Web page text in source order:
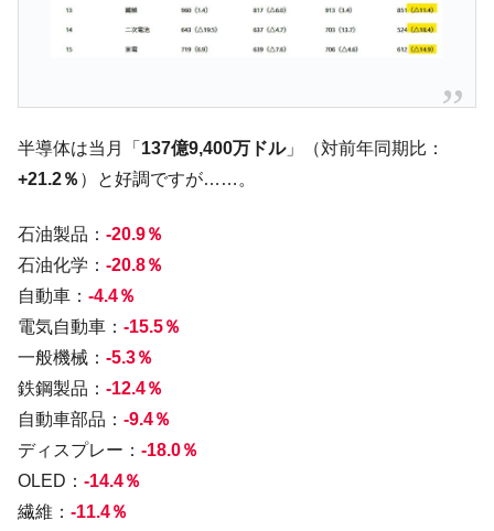
だった選手とは？
Fact1
甲子園通算本塁打、最多の清原に次いで多く打っ
Fact1 セレクトセールの高額取引馬が稼いだ金額とは？
半導体は当月「 137億9,400万ドル」（対前年同期比：
+21.2％ ）と好調ですが……。
石油製品： -20.9％
石油化学： -20.8％
自動車： -4.4％
電気自動車： -15.5％
一般機械： -5.3％
鉄鋼製品： -12.4％
自動車部品： -9.4％
ディスプレー： -18.0％
OLED： -14.4％
繊維： -11.4％